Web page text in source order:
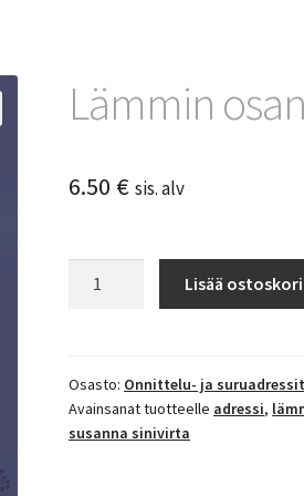
Lämmin
6.50 € sis. alv
Lisää
Osasto: Onnittelu- ja suruadressit
Avainsanat tuotteelle adressi,
susanna sinivirta